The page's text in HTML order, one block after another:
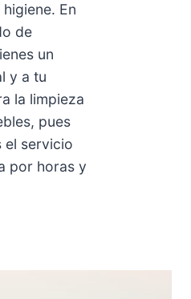
En
de
un
y a tu
la limpieza
pues
el servicio
por horas y